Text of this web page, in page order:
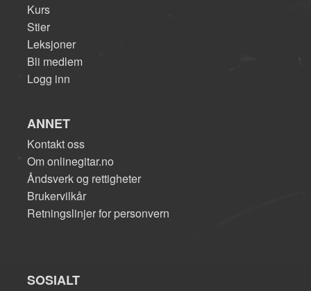
Kurs
Stier
Leksjoner
Bli medlem
Logg inn
ANNET
Kontakt oss
Om onlinegitar.no
Åndsverk og rettigheter
Brukervilkår
Retningslinjer for personvern
SOSIALT